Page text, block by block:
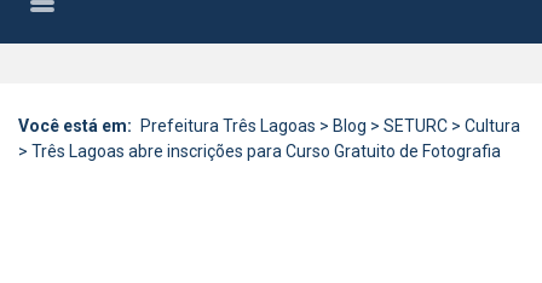
Você está em: Prefeitura Três Lagoas > Blog > SETURC > Cultura
> Três Lagoas abre inscrições para Curso Gratuito de Fotografia